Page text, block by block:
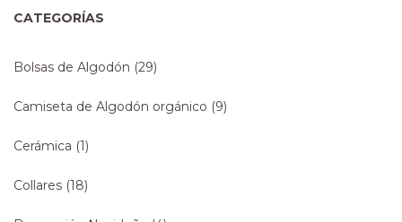
CATEGORÍAS
Bolsas de Algodón (29)
Camiseta de Algodón orgánico (9)
Cerámica (1)
Collares (18)